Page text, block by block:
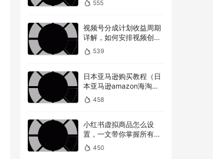
555
视频号分成计划收益周期
详解，如何安排视频创作
和提现时间？
539
日本亚马逊购买教程（日
本亚马逊amazon海淘下
单教程攻略）
458
小红书虚拟商品怎么设
置，一文带你掌握所有操
作 450